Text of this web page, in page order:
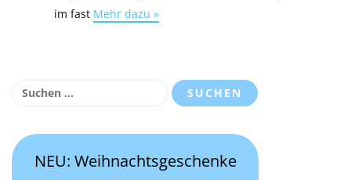
im fast Mehr dazu »
Suchen
NEU: Weihnachtsgeschenke